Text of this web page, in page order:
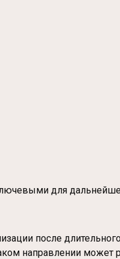
для
после
направлении может